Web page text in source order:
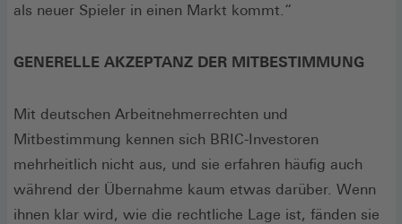
als neuer Spieler in einen Markt kommt.“
GENERELLE AKZEPTANZ DER MITBESTIMMUNG
Mit deutschen Arbeitnehmerrechten und
Mitbestimmung kennen sich BRIC-Investoren
mehrheitlich nicht aus, und sie erfahren häufig auch
während der Übernahme kaum etwas darüber. Wenn
ihnen klar wird, wie die rechtliche Lage ist, fänden sie